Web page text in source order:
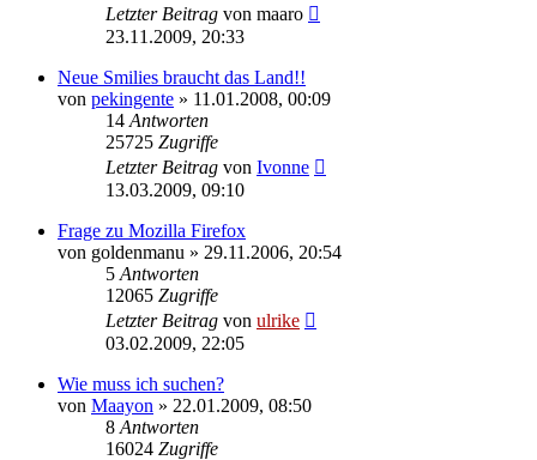
Letzter Beitrag von maaro
23.11.2009, 20:33
Neue Smilies braucht das Land!!
von pekingente » 11.01.2008, 00:09
14 Antworten
25725 Zugriffe
Letzter Beitrag von Ivonne
13.03.2009, 09:10
Frage zu Mozilla Firefox
von goldenmanu » 29.11.2006, 20:54
5 Antworten
12065 Zugriffe
Letzter Beitrag von ulrike
03.02.2009, 22:05
Wie muss ich suchen?
von Maayon » 22.01.2009, 08:50
8 Antworten
16024 Zugriffe